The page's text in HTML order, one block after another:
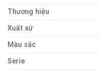
Thương hiệu
Xuất xứ
Màu sắc
Serie